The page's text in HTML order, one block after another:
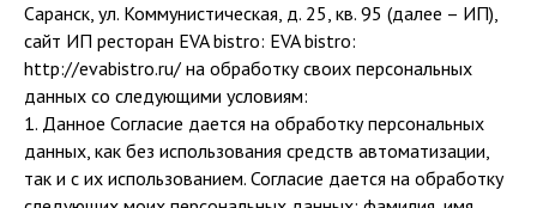
Саранск, ул. Коммунистическая, д. 25, кв. 95 (далее – ИП),
сайт ИП ресторан EVA bistro: EVA bistro:
http://evabistro.ru/ на обработку своих персональных
данных со следующими условиям:
1. Данное Согласие дается на обработку персональных
данных, как без использования средств автоматизации,
так и с их использованием. Согласие дается на обработку